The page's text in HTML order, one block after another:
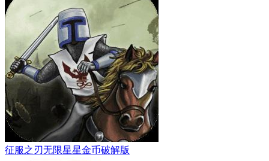
征服之刃无限星星金币破解版